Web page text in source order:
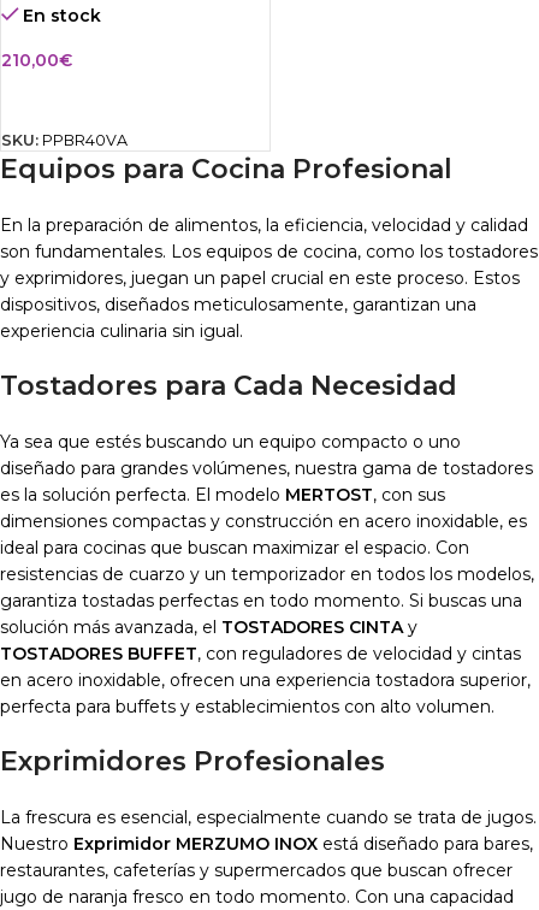
En stock
210,00€
SKU: PPBR40VA
Equipos para Cocina Profesional
En la preparación de alimentos, la eficiencia, velocidad y calidad
son fundamentales. Los equipos de cocina, como los tostadores
y exprimidores, juegan un papel crucial en este proceso. Estos
dispositivos, diseñados meticulosamente, garantizan una
experiencia culinaria sin igual.
Tostadores para Cada Necesidad
Ya sea que estés buscando un equipo compacto o uno
diseñado para grandes volúmenes, nuestra gama de tostadores
es la solución perfecta. El modelo MERTOST, con sus
dimensiones compactas y construcción en acero inoxidable, es
ideal para cocinas que buscan maximizar el espacio. Con
resistencias de cuarzo y un temporizador en todos los modelos,
garantiza tostadas perfectas en todo momento. Si buscas una
solución más avanzada, el TOSTADORES CINTAy
TOSTADORES BUFFET, con reguladores de velocidad y cintas
en acero inoxidable, ofrecen una experiencia tostadora superior,
perfecta para buffets y establecimientos con alto volumen.
Exprimidores Profesionales
La frescura es esencial, especialmente cuando se trata de jugos.
Nuestro Exprimidor MERZUMO INOX está diseñado para bares,
restaurantes, cafeterías y supermercados que buscan ofrecer
jugo de naranja fresco en todo momento. Con una capacidad